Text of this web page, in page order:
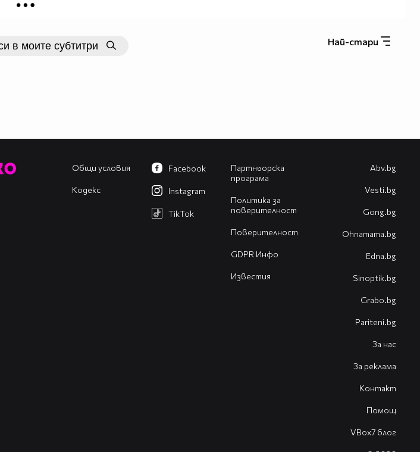
Най-стари
Общи условия
Кодекс
Партньорска
програма
Политика за
поверителност
Поверителност
GDPR Инфо
Известия
Facebook
Instagram
TikTok
Abv.bg
Vesti.bg
Gong.bg
Оhnamama.bg
Edna.bg
Sinoptik.bg
Grabo.bg
Pariteni.bg
За нас
За реклама
Контакт
Помощ
VBox7 блог